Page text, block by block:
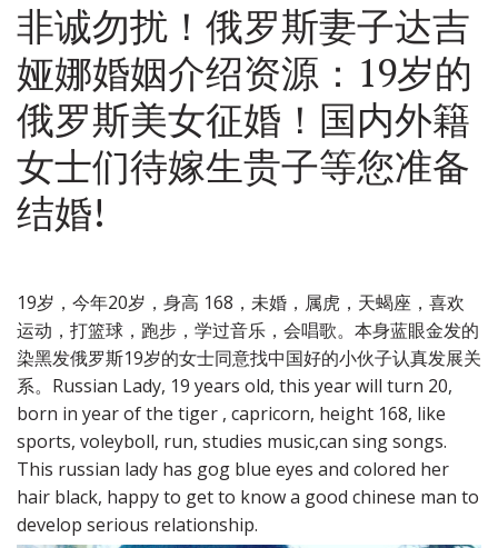
非诚勿扰！俄罗斯妻子达吉
娅娜婚姻介绍资源：19岁的
俄罗斯美女征婚！国内外籍
女士们待嫁生贵子等您准备
结婚!
19岁，今年20岁，身高 168，未婚，属虎，天蝎座，喜欢
运动，打篮球，跑步，学过音乐，会唱歌。本身蓝眼金发的
染黑发俄罗斯19岁的女士同意找中国好的小伙子认真发展关
系。Russian Lady, 19 years old, this year will turn 20,
born in year of the tiger , capricorn, height 168, like
sports, voleyboll, run, studies music,can sing songs.
This russian lady has gog blue eyes and colored her
hair black, happy to get to know a good chinese man to
develop serious relationship.